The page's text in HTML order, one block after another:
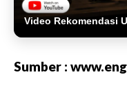
Video Rekomendasi
Sumber :